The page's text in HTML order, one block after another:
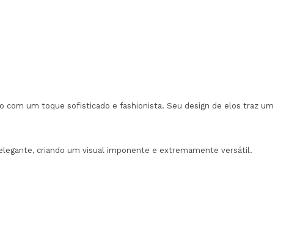
com um toque sofisticado e fashionista. Seu design de elos traz um
criando um visual imponente e extremamente versátil.